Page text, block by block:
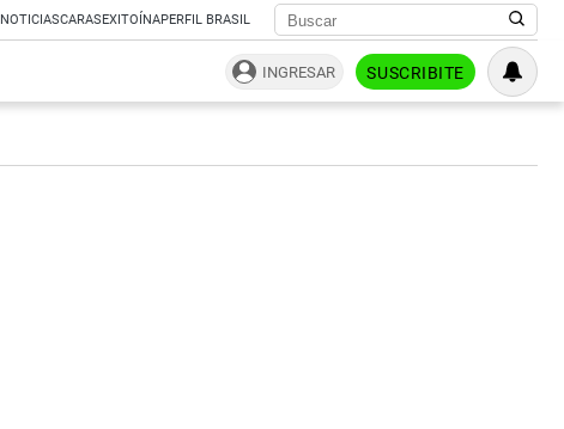
NOTICIASCARASEXITOÍNAPERFIL BRASIL
INGRESAR SUSCRIBITE